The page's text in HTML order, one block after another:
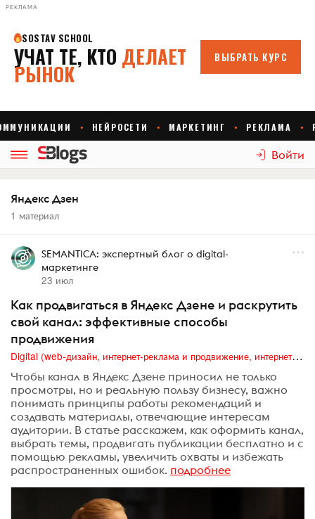
РЕКЛАМА
Войти
Яндекс Дзен
1 материал
SEMANTICA: экспертный блог о digital-
маркетинге
23 июл
Как продвигаться в Яндекс Дзене и раскрутить
свой канал: эффективные способы
продвижения
Digital (web-дизайн, интернет-реклама и продвижение, интернет-сообщества и блоги, интернет-коммуникации, мобильный маркетинг, реклама на цифровых экранах)
Чтобы канал в Яндекс Дзене приносил не только
просмотры, но и реальную пользу бизнесу, важно
понимать принципы работы рекомендаций и
создавать материалы, отвечающие интересам
аудитории. В статье расскажем, как оформить канал,
выбрать темы, продвигать публикации бесплатно и с
помощью рекламы, увеличить охваты и избежать
распространенных ошибок. подробнее